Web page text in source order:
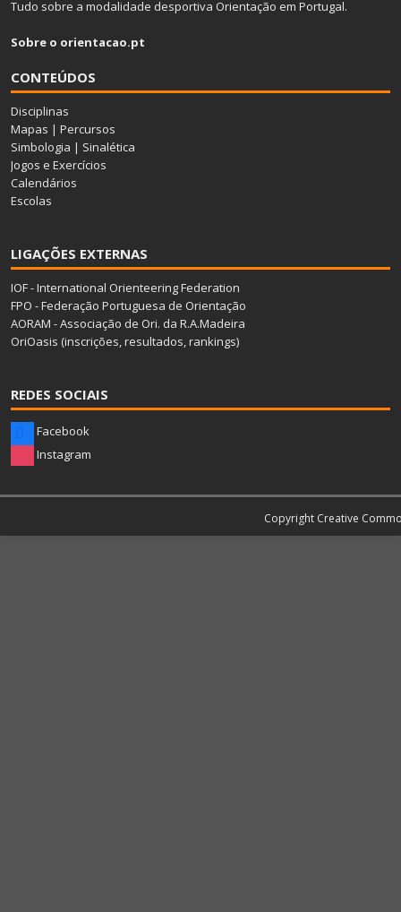
Tudo sobre a modalidade desportiva Orientação em Portugal.
Sobre o orientacao.pt
CONTEÚDOS
Disciplinas
Mapas | Percursos
Simbologia | Sinalética
Jogos e Exercícios
Calendários
Escolas
LIGAÇÕES EXTERNAS
IOF - International Orienteering Federation
FPO - Federação Portuguesa de Orientação
AORAM - Associação de Ori. da R.A.Madeira
OriOasis (inscrições, resultados, rankings)
REDES SOCIAIS
Facebook
Instagram
Copyright Creative